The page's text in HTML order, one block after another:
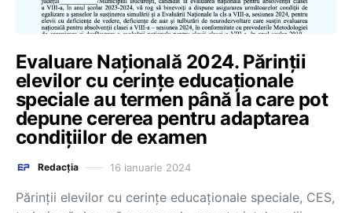
Evaluare Națională 2024. Părinții
elevilor cu cerințe educaționale
speciale au termen până la care pot
depune cererea pentru adaptarea
condițiilor de examen
Redacția 16 ianuarie 2024
Părinții elevilor cu cerințe educaționale speciale, CES,